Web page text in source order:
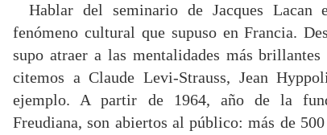
Hablar del seminario de Jacques Lacan
fenómeno cultural que supuso en Francia.
supo atraer a las mentalidades más
citemos a Claude Levi-Strauss, Jean
ejemplo. A partir de 1964, año de la
Freudiana, son abiertos al público: más de